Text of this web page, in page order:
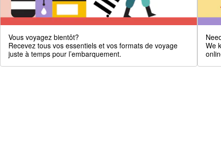
Vous voyagez bientôt?
Recevez tous vos essentiels et vos formats de voyage
juste à temps pour l’embarquement.
We